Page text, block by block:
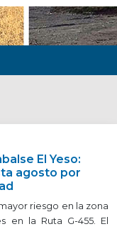
El Yeso:
agosto por
riesgo en la zona
en la Ruta G-455. El